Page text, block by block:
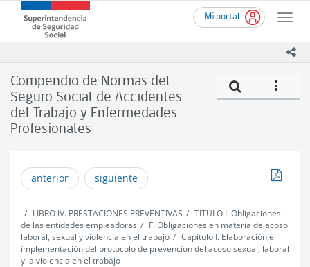
contenido
Mi portal
Toggle
Superintendencia
de
(SUSESO)
-
Gobierno
de
Chile
Compendio de Normas del
Seguro Social de Accidentes
del Trabajo y Enfermedades
Profesionales
icono
anterior siguiente
LIBRO IV. PRESTACIONES PREVENTIVAS
TÍTULO I. Obligaciones
de las entidades empleadoras
F. Obligaciones en materia de acoso
laboral, sexual y violencia en el trabajo
Capítulo I. Elaboración e
implementación del protocolo de prevención del acoso sexual, laboral
y la violencia en el trabajo